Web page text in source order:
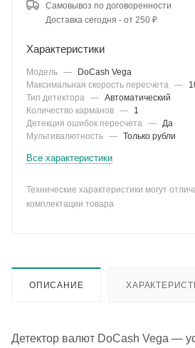
Самовывоз по договоренности
Доставка сегодня - от 250 ₽
Характеристики
Модель —
DoCash Vega
Максимальная скорость пересчета —
Тип детектора — Автоматический
Количество карманов —
1
Детекция ошибок пересчета — Да
Мультивалютность — Только рубли
Все характеристики
Технические характеристики могут
комплектации товара
ОПИСАНИЕ
Детектор валют DoCash Vega —